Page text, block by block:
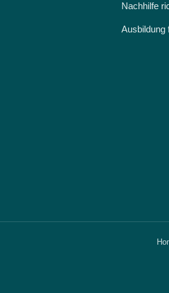
Nachhilfe
Ausbildung